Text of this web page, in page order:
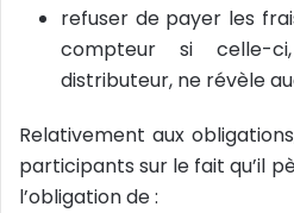
refuser de payer les
compteur si celle-
distributeur, ne révèle
Relativement aux
participants sur le fait qu’il
l’obligation de :